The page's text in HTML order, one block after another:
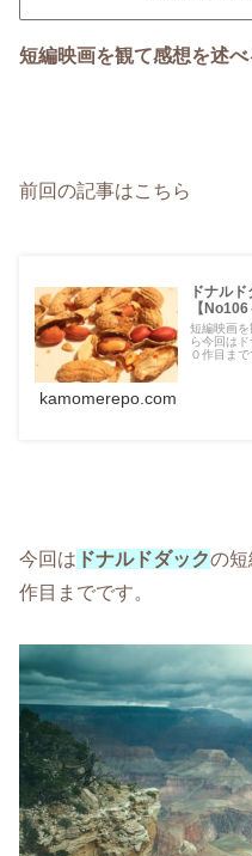
短編映画を観て感想を述べ
前回の記事はこちら
ドナル
【No106
短編映画
ら今回は
０作目ま
kamomerepo.com
今回は ドナルドダックの短
作目までです。